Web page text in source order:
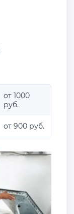
от 1000
руб.
от 900 руб.